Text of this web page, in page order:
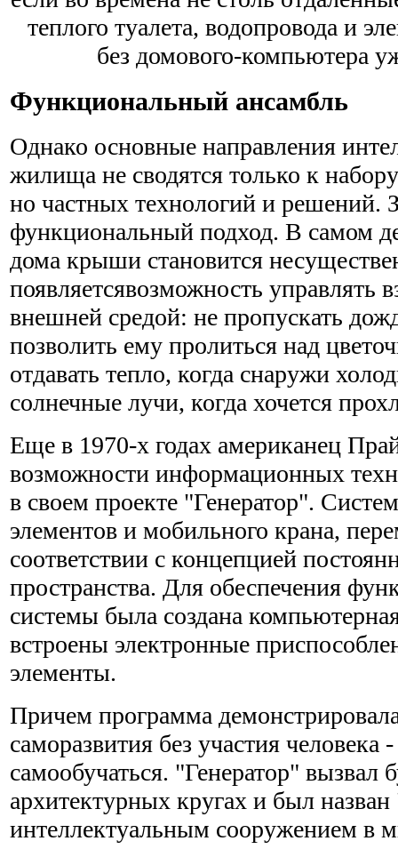
теплого туалета, водопровода и
без домового-компьютера
Функциональный ансамбль
Однако основные направления
жилища не сводятся только к
но частных технологий и решений.
функциональный подход. В самом
дома крыши становится
появляетсявозможность управлять
внешней средой: не пропускать
позволить ему пролиться над
отдавать тепло, когда снаружи
солнечные лучи, когда хочется
Еще в 1970-х годах американец
возможности информационных
в своем проекте "Генератор".
элементов и мобильного крана,
соответствии с концепцией
пространства. Для обеспечения
системы была создана
встроены электронные
элементы.
Причем программа
саморазвития без участия человека
самообучаться. "Генератор" вызвал
архитектурных кругах и был
интеллектуальным сооружением в